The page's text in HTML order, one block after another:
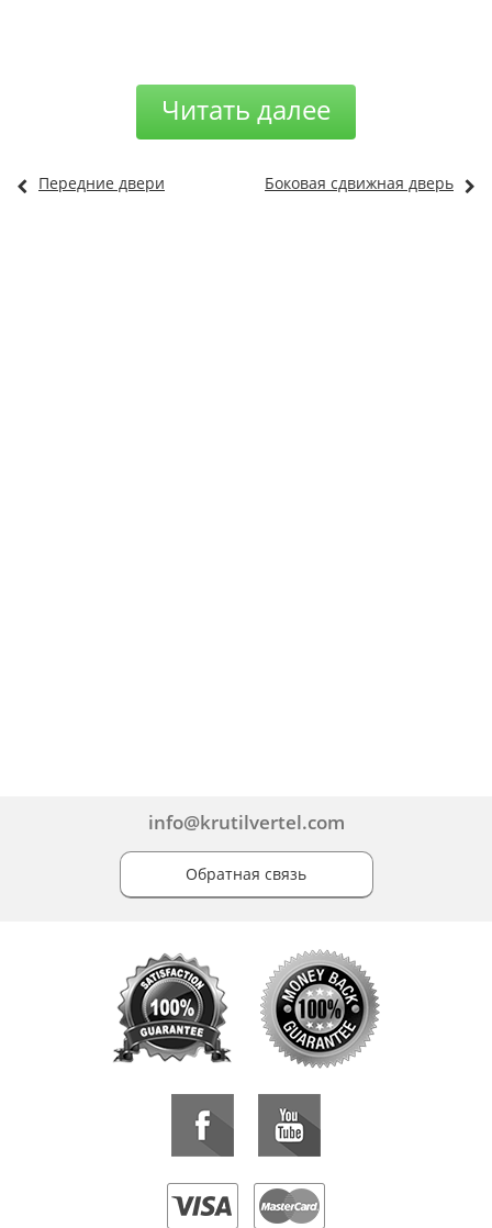
Читать далее
Передние двери Боковая сдвижная дверь
info@krutilvertel.com
Обратная связь